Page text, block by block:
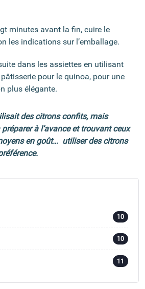
minutes avant la fin, cuire le
les indications sur l’emballage.
dans les assiettes en utilisant
pour le quinoa, pour une
plus élégante.
des citrons confits, mais
à l’avance et trouvant ceux
en goût… utiliser des citrons
10
10
11